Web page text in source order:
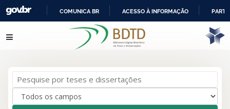
IR
PARA
COMUNICA BR ACESSO À INFORMAÇÃO
Pular para o conteúdo